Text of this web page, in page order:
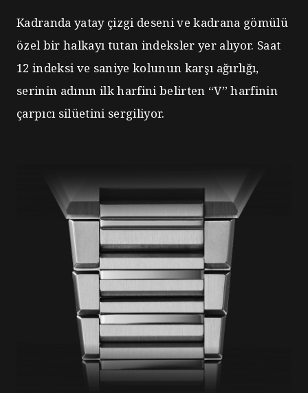
Kadranda yatay çizgi deseni ve kadrana gömülü
özel bir halkayı tutan indeksler yer alıyor. Saat
12 indeksi ve saniye kolunun karşı ağırlığı,
serinin adının ilk harfini belirten “V” harfinin
çarpıcı silüetini sergiliyor.